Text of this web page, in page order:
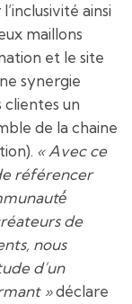
ainsi
maillons
et le site
synergie
un
de la chaine
« Avec ce
référencer
de
nous
d’un
»déclare